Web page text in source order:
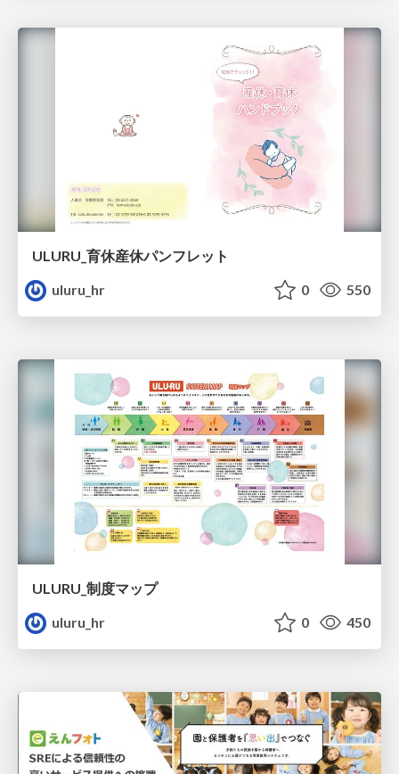
ULURU_育休産休パンフレット
uluru_hr
0 550
ULURU_制度マップ
uluru_hr
0 450